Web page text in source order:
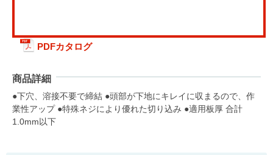
PDFカタログ
商品詳細
●下穴、溶接不要で締結 ●頭部が下地にキレイに収まるので、作
業性アップ ●特殊ネジにより優れた切り込み ●適用板厚 合計
1.0mm以下